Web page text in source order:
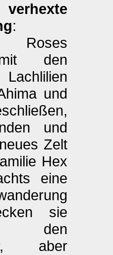
:
den
und
und
Zelt
Hex
eine
sie
den
aber